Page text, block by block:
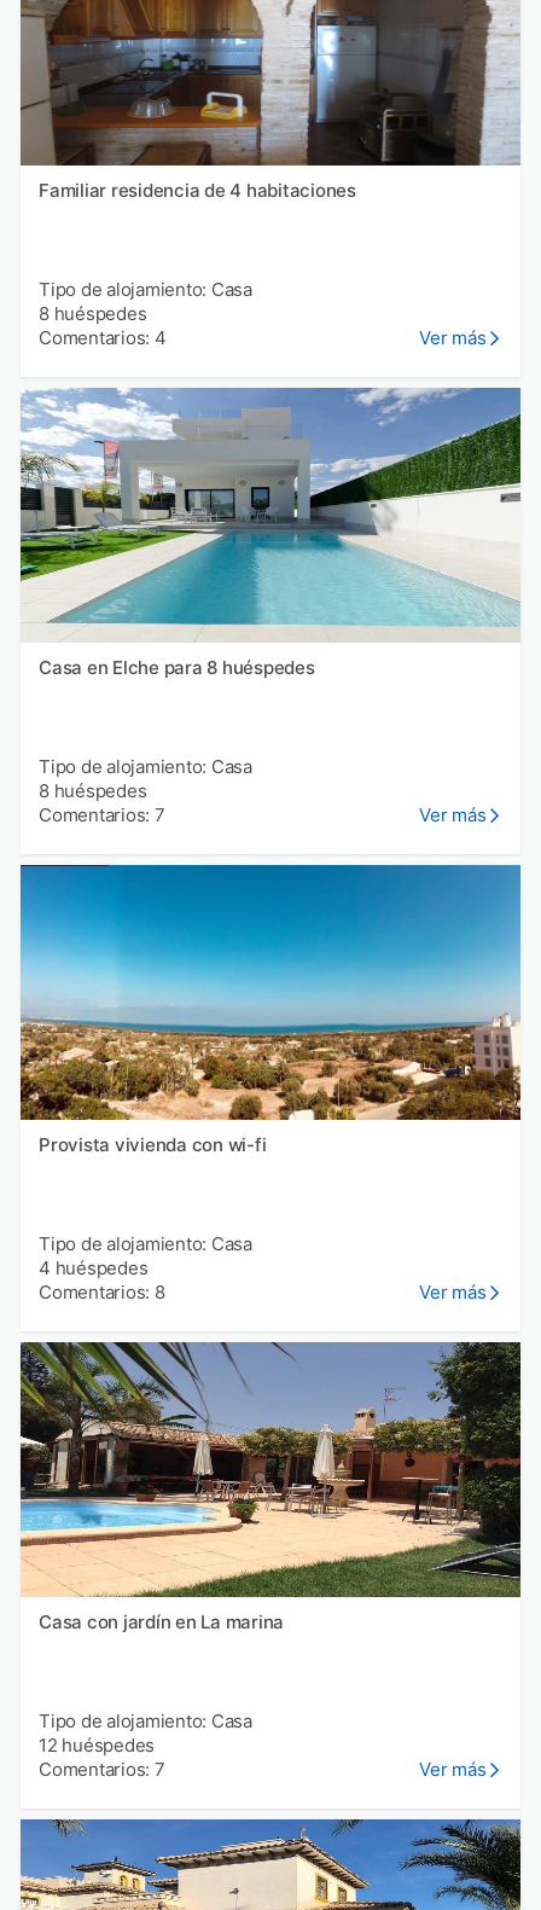
Familiar residencia de 4 habitaciones
Tipo de alojamiento: Casa
8 huéspedes
Comentarios: 4
Ver más
Casa en Elche para 8 huéspedes
Tipo de alojamiento: Casa
8 huéspedes
Comentarios: 7
Ver más
Provista vivienda con wi-fi
Tipo de alojamiento: Casa
4 huéspedes
Comentarios: 8
Ver más
Casa con jardín en La marina
Tipo de alojamiento: Casa
12 huéspedes
Comentarios: 7
Ver más